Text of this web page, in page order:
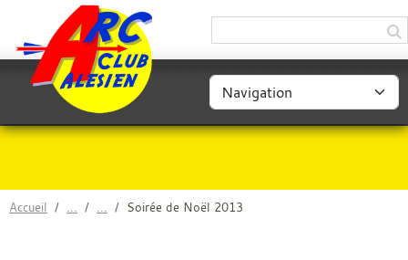
Accueil Soirée de Noël 2013
Panneau de gestion des cookies